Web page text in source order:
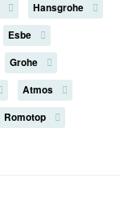
Hansgrohe
Esbe
Grohe
Atmos
Romotop